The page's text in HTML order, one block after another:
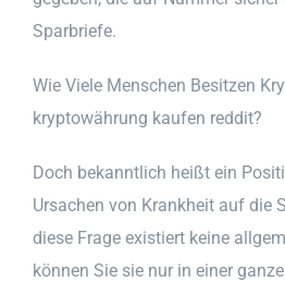
Sparbriefe.
Wie Viele Menschen Besitzen
kryptowährung kaufen reddit?
Doch bekanntlich heißt ein
Ursachen von Krankheit auf die
diese Frage existiert keine
können Sie sie nur in einer